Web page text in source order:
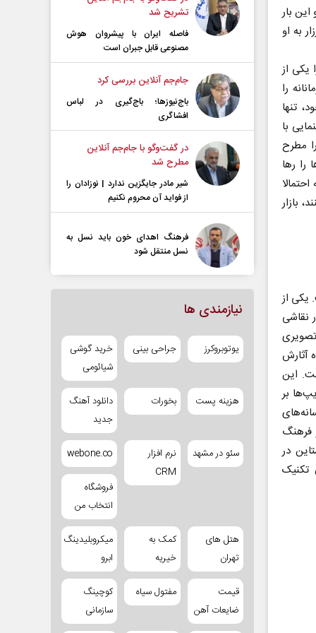
بار
به او
یکی از
را
تنها
با
مطرح
را رها
بازار
یکی از
نقاشی
آثارش
این
بر
فرهنگ
در
تکنیک
تشریح شد
فاصله ایران با پیشرو‌ان هوش
مصنوعی قابل جبران است
جام‌جم آنلاین بررسی کرد
باج‌نیوزها؛ باج‌گیری در لباس
افشاگری
در گفت‌و‌گو با جام‌جم آنلاین
مطرح شد
شیر مادر جایگزین ندارد | نوزادان را
از فواید آن محروم نکنیم
فرهنگ اهدای خون باید نسل به
نسل منتقل شود
نیازمندی ها
یوتوبروکرز جراحی بینی
خرید گوشی
شیائومی
هزینه پست بخورات
دانلود آهنگ
جدید
سئو در مشهد
نرم افزار
CRM
webone.co
فروشگاه
انتخاب من
هتل های
تهران
کمک به
خیریه
میکروبلیدینگ
ابرو
قیمت
ضایعات آهن
مفتول سیاه
کوچینگ
سازمانی